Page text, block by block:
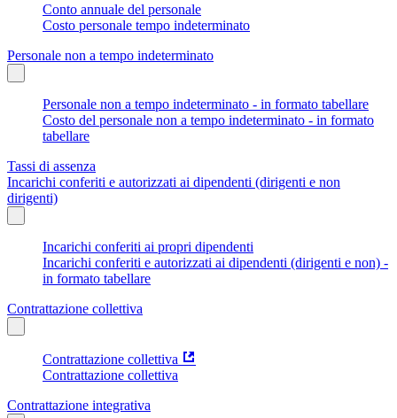
Conto annuale del personale
Costo personale tempo indeterminato
Personale non a tempo indeterminato
Personale non a tempo indeterminato - in formato tabellare
Costo del personale non a tempo indeterminato - in formato
tabellare
Tassi di assenza
Incarichi conferiti e autorizzati ai dipendenti (dirigenti e non
dirigenti)
Incarichi conferiti ai propri dipendenti
Incarichi conferiti e autorizzati ai dipendenti (dirigenti e non) -
in formato tabellare
Contrattazione collettiva
Contrattazione collettiva
Contrattazione collettiva
Contrattazione integrativa